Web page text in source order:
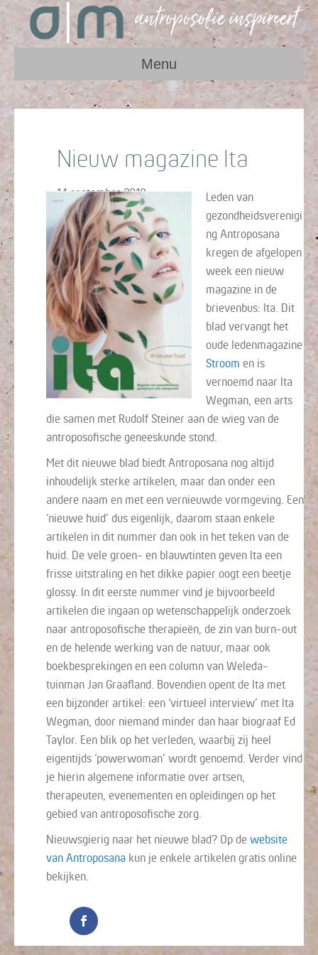
Menu
Nieuw magazine Ita
14 september 2018
Leden van
gezondheidsverenigi
ng Antroposana
kregen de afgelopen
week een nieuw
magazine in de
brievenbus: Ita. Dit
blad vervangt het
oude ledenmagazine
Stroom en is
vernoemd naar Ita
Wegman, een arts
die samen met Rudolf Steiner aan de wieg van de
antroposofische geneeskunde stond.
Met dit nieuwe blad biedt Antroposana nog altijd
inhoudelijk sterke artikelen, maar dan onder een
andere naam en met een vernieuwde vormgeving. Een
‘nieuwe huid’ dus eigenlijk, daarom staan enkele
artikelen in dit nummer dan ook in het teken van de
huid. De vele groen- en blauwtinten geven Ita een
frisse uitstraling en het dikke papier oogt een beetje
glossy. In dit eerste nummer vind je bijvoorbeeld
artikelen die ingaan op wetenschappelijk onderzoek
naar antroposofische therapieën, de zin van burn-out
en de helende werking van de natuur, maar ook
boekbesprekingen en een column van Weleda-
tuinman Jan Graafland. Bovendien opent de Ita met
een bijzonder artikel: een ‘virtueel interview’ met Ita
Wegman, door niemand minder dan haar biograaf Ed
Taylor. Een blik op het verleden, waarbij zij heel
eigentijds ‘powerwoman’ wordt genoemd. Verder vind
je hierin algemene informatie over artsen,
therapeuten, evenementen en opleidingen op het
gebied van antroposofische zorg.
Nieuwsgierig naar het nieuwe blad? Op de website
van Antroposana kun je enkele artikelen gratis online
bekijken.